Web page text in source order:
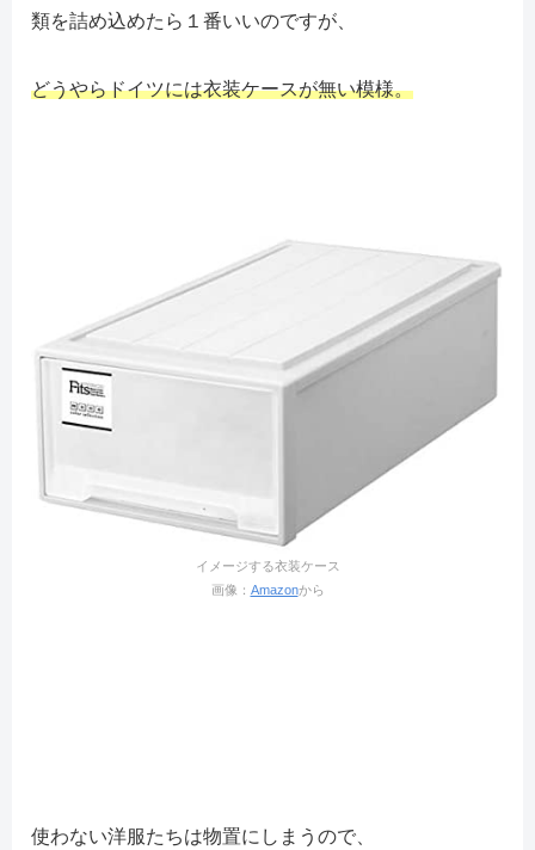
類を詰め込めたら１番いいのですが、
どうやらドイツには衣装ケースが無い模様。
イメージする衣装ケース
画像： Amazonから
使わない洋服たちは物置にしまうので、